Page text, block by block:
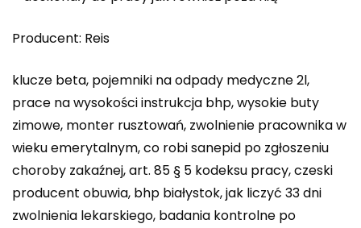
Producent: Reis
klucze beta, pojemniki na odpady medyczne 2l,
prace na wysokości instrukcja bhp, wysokie buty
zimowe, monter rusztowań, zwolnienie pracownika w
wieku emerytalnym, co robi sanepid po zgłoszeniu
choroby zakaźnej, art. 85 § 5 kodeksu pracy, czeski
producent obuwia, bhp białystok, jak liczyć 33 dni
zwolnienia lekarskiego, badania kontrolne po